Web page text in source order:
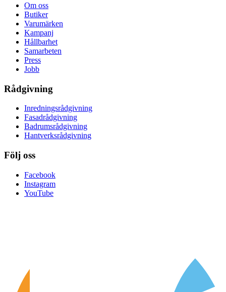
Om oss
Butiker
Varumärken
Kampanj
Hållbarhet
Samarbeten
Press
Jobb
Rådgivning
Inredningsrådgivning
Fasadrådgivning
Badrumsrådgivning
Hantverksrådgivning
Följ oss
Facebook
Instagram
YouTube